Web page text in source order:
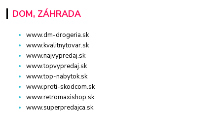
DOM, ZÁHRADA
www.dm-drogeria.sk
www.kvalitnytovar.sk
www.najvypredaj.sk
www.topvypredaj.sk
www.top-nabytok.sk
www.proti-skodcom.sk
www.retromaxishop.sk
www.superpredajca.sk